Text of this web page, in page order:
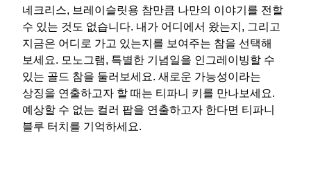
네크리스, 브레이슬릿용 참만큼 나만의 이야기를 전할
수 있는 것도 없습니다. 내가 어디에서 왔는지, 그리고
지금은 어디로 가고 있는지를 보여주는 참을 선택해
보세요. 모노그램, 특별한 기념일을 인그레이빙할 수
있는 골드 참을 둘러보세요. 새로운 가능성이라는
상징을 연출하고자 할 때는 티파니 키를 만나보세요.
예상할 수 없는 컬러 팝을 연출하고자 한다면 티파니
블루 터치를 기억하세요.